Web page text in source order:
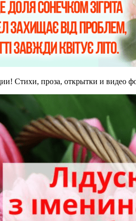
Стихи, проза, открытки и видео